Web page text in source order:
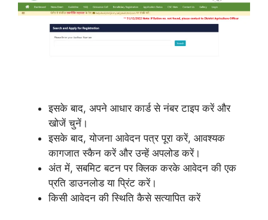
इसके बाद, अपने आधार कार्ड से नंबर टाइप करें और
खोजें चुनें।
इसके बाद, योजना आवेदन पत्र पूरा करें, आवश्यक
कागजात स्कैन करें और उन्हें अपलोड करें।
अंत में, सबमिट बटन पर क्लिक करके आवेदन की एक
प्रति डाउनलोड या प्रिंट करें।
किसी आवेदन की स्थिति कैसे सत्यापित करें